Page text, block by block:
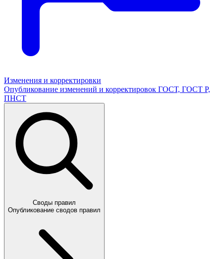
Изменения и корректировки
Опубликование изменений и корректировок ГОСТ, ГОСТ Р,
ПНСТ
Своды правил
Опубликование сводов правил